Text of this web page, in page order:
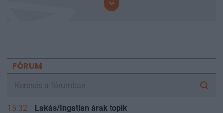
FÓRUM
15:32 Lakás/Ingatlan árak topik